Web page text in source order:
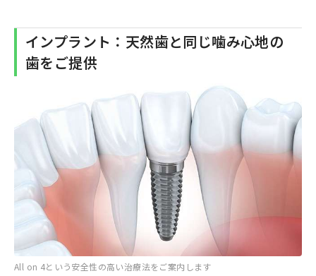
インプラント：天然歯と同じ噛み心地の
歯をご提供
All on 4という安全性の高い治療法をご案内します